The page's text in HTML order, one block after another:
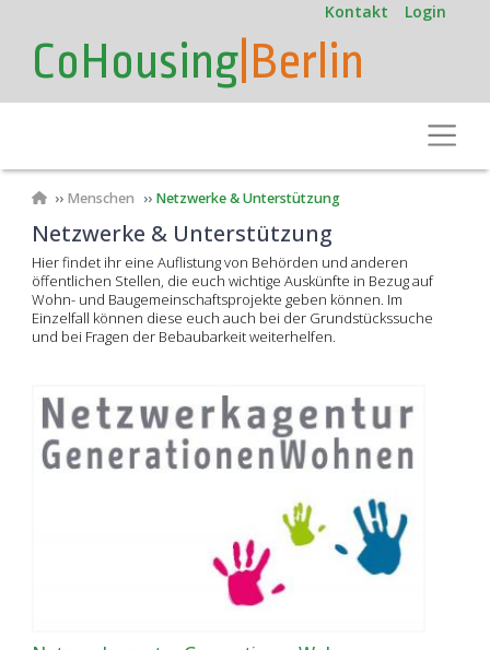
Inhaltaccount
menu
Kontakt Login
CoHousing |Berlin
Pfadnavigation
Menschen Netzwerke & Unterstützung
Netzwerke & Unterstützung
Hier findet ihr eine Auflistung von Behörden und anderen
öffentlichen Stellen, die euch wichtige Auskünfte in Bezug auf
Wohn- und Baugemeinschaftsprojekte geben können. Im
Einzelfall können diese euch auch bei der Grundstückssuche
und bei Fragen der Bebaubarkeit weiterhelfen.